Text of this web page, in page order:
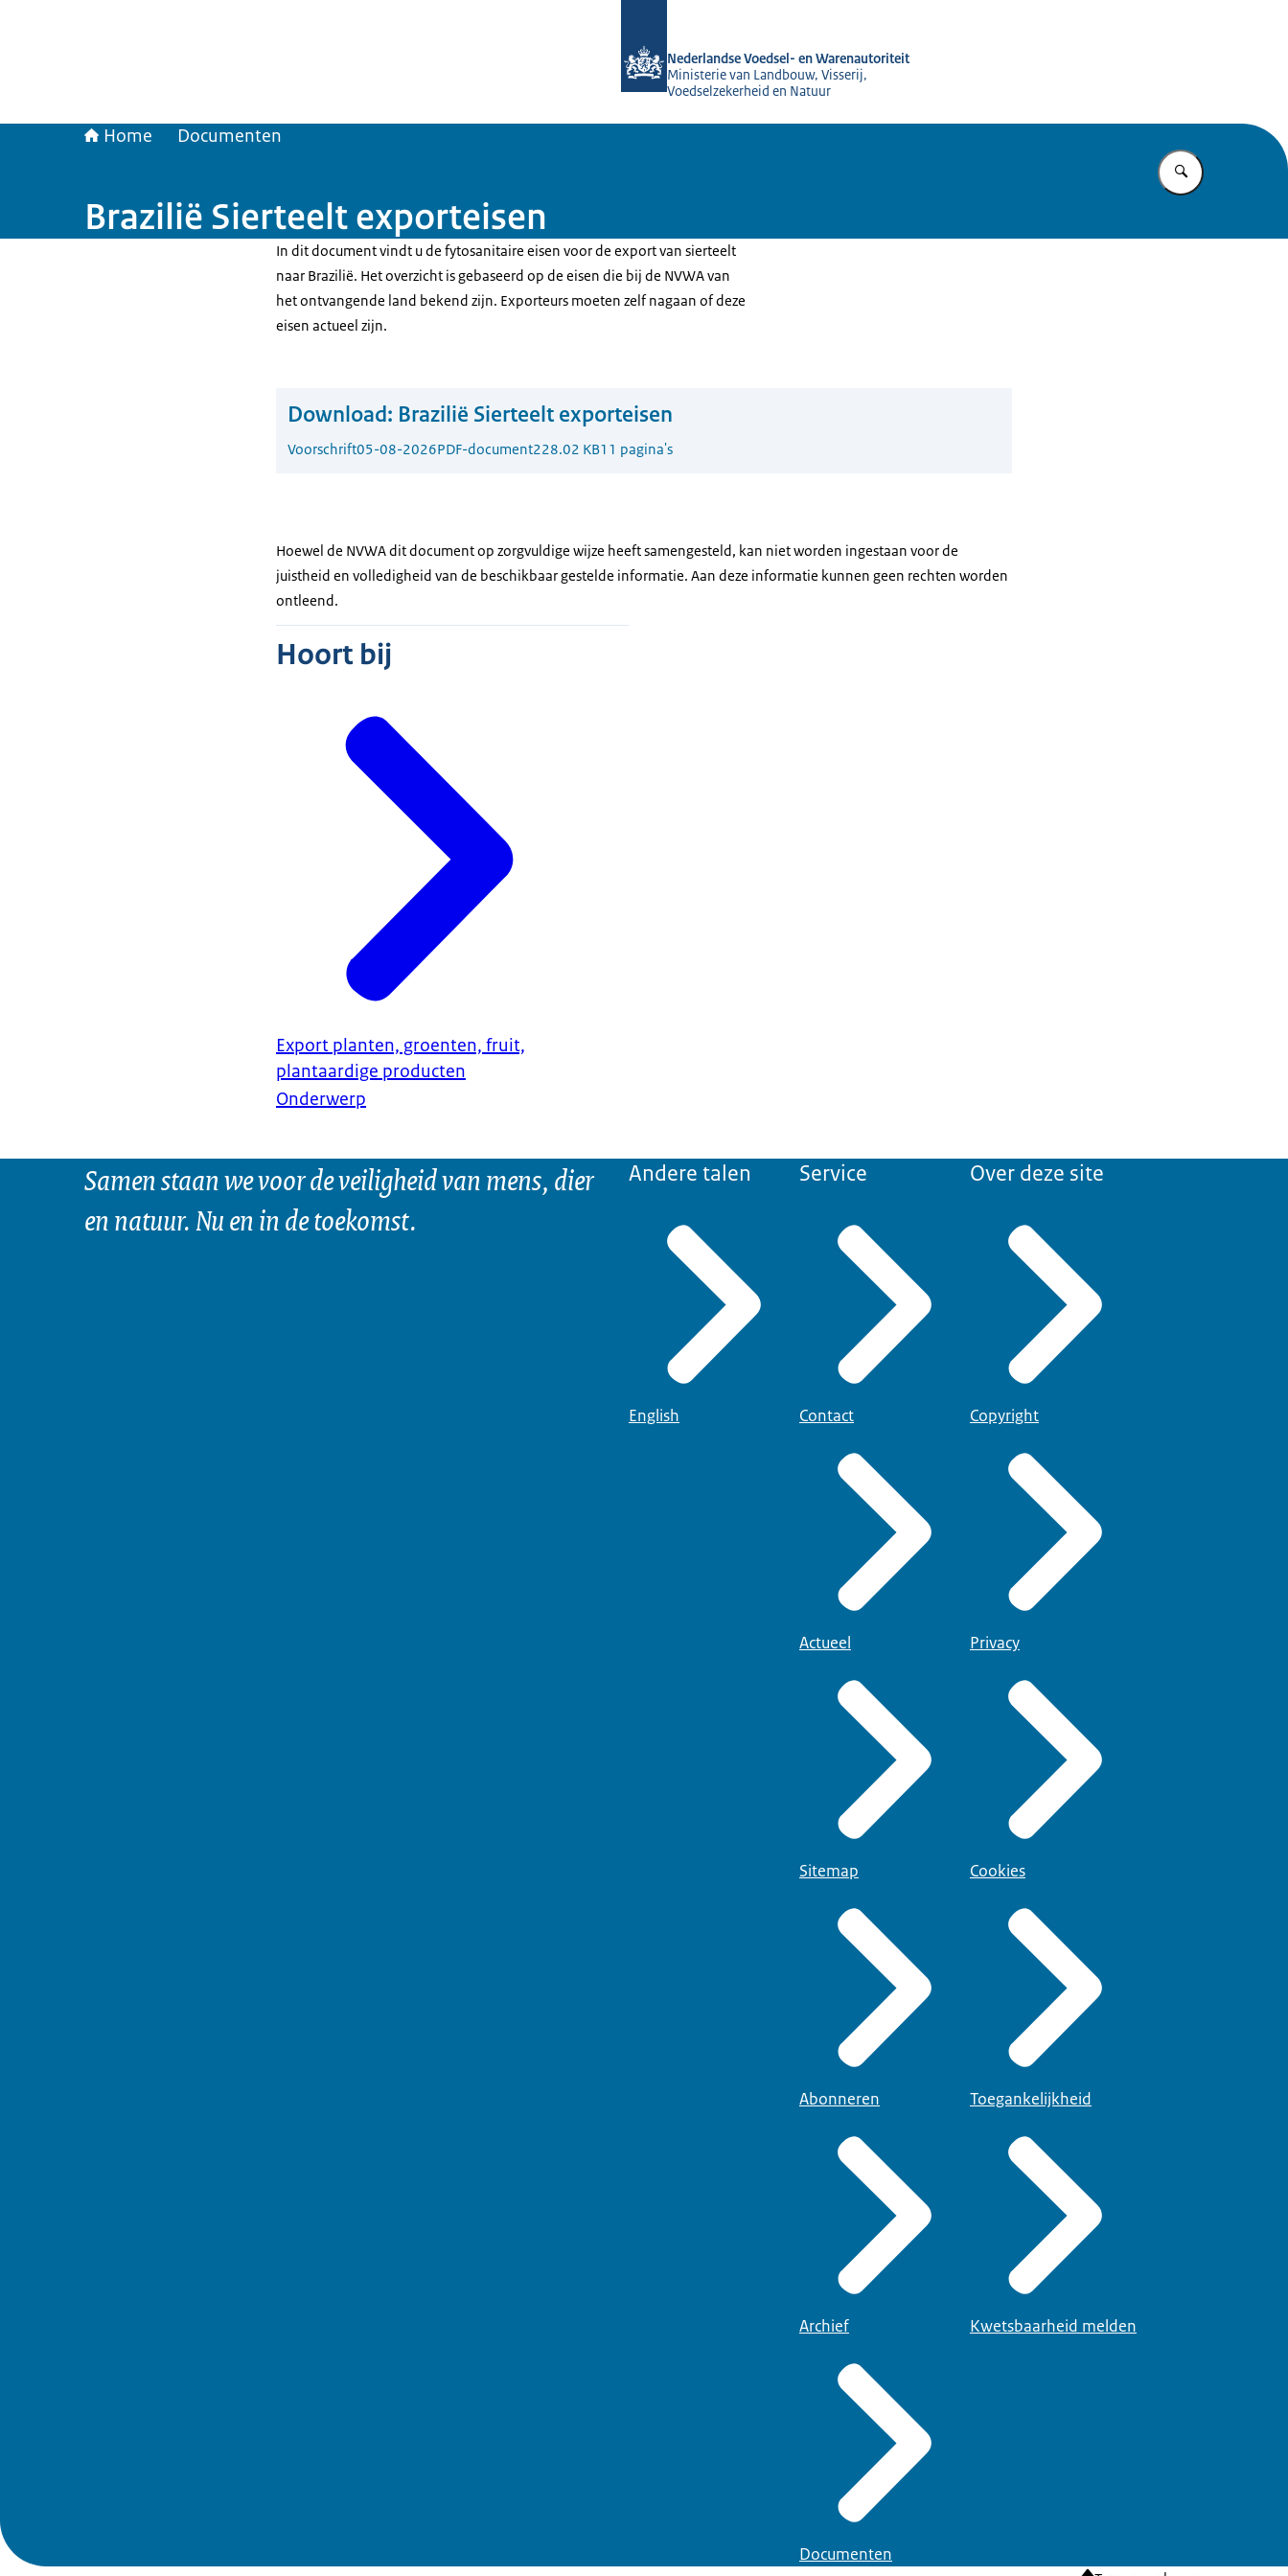
Nederlandse Voedsel- en Warenautoriteit
Ministerie van Landbouw, Visserij,
Voedselzekerheid en Natuur
Home Documenten
Vul in wat u
Brazilië Sierteelt exporteisen
In dit document vindt u de fytosanitaire eisen voor de export van sierteelt
naar Brazilië. Het overzicht is gebaseerd op de eisen die bij de NVWA van
het ontvangende land bekend zijn. Exporteurs moeten zelf nagaan of deze
eisen actueel zijn.
Download: Brazilië Sierteelt exporteisen
Voorschrift05-08-2026PDF-document228.02 KB11 pagina's
Hoewel de NVWA dit document op zorgvuldige wijze heeft samengesteld, kan niet worden ingestaan voor de
juistheid en volledigheid van de beschikbaar gestelde informatie. Aan deze informatie kunnen geen rechten worden
ontleend.
Hoort bij
Export planten, groenten, fruit,
plantaardige producten
Onderwerp
Samen staan we voor de veiligheid van mens, dier
en natuur. Nu en in de toekomst.
Andere talen
English
Service
Contact
Actueel
Sitemap
Abonneren
Archief
Documenten
Over deze site
Copyright
Privacy
Cookies
Toegankelijkheid
Kwetsbaarheid melden